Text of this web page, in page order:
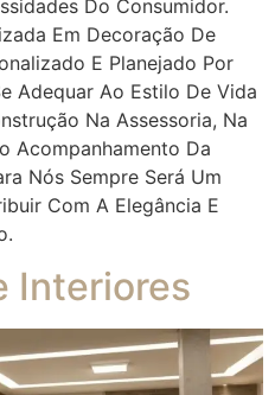
Do Consumidor.
Em Decoração De
E Planejado Por
Adequar Ao Estilo De Vida
Na Assessoria, Na
Acompanhamento Da
Nós Sempre Será Um
Com A Elegância E
Interiores